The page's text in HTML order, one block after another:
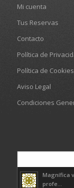
Mi cuenta
Tus Reservas
Contacto
Política de
Política de Cookies
Aviso Legal
Condiciones
Magnífica
profe...